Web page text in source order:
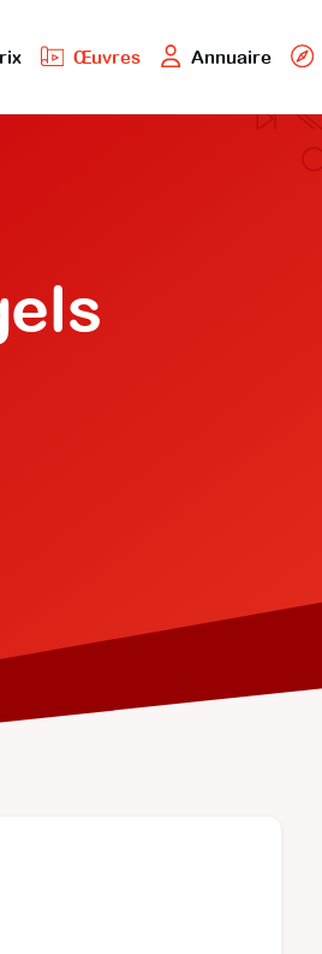
Œuvres Annuaire